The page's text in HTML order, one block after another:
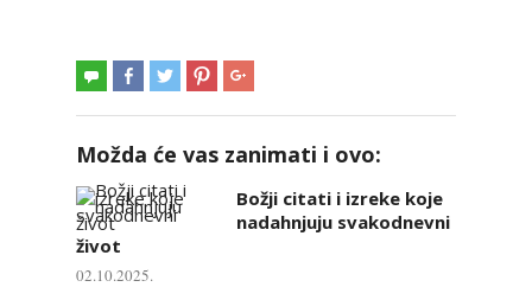
Možda će vas zanimati i ovo:
Božji citati i izreke koje
nadahnjuju svakodnevni
život
02.10.2025.